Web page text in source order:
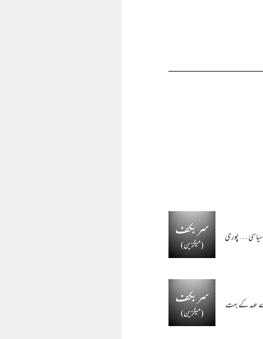
سیاسی …پوری
ہمارے عہد کے بہت